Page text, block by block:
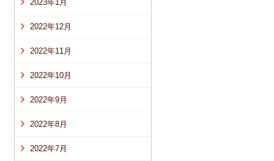
2023年1月
2022年12月
2022年11月
2022年10月
2022年9月
2022年8月
2022年7月